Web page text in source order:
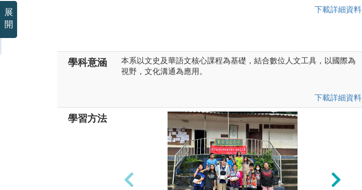
下載詳細資料
學科意涵
本系以文史及華語文核心課程為基礎，結合數位人文工具，以國際為
視野，文化溝通為應用。
下載詳細資料
學習方法
展
開